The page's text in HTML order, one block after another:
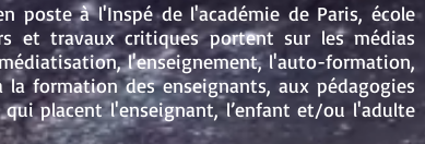
poste à l'Inspé de l'académie de Paris, école
et travaux critiques portent sur les médias
l'enseignement, l'auto-formation,
formation des enseignants, aux pédagogies
placent l'enseignant, l’enfant et/ou l'adulte